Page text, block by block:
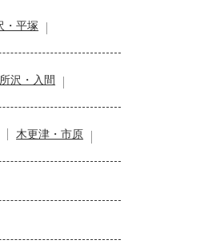
・平塚
所沢・入間
木更津・市原